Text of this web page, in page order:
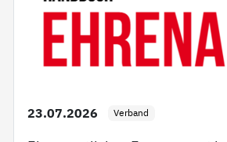
23.07.2026 Verband